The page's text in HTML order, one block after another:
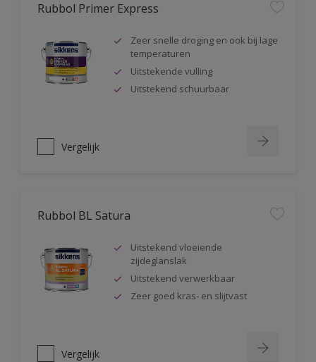
Rubbol Primer Express
Zeer snelle droging en ook bij lage
temperaturen
Uitstekende vulling
Uitstekend schuurbaar
Vergelijk
Rubbol BL Satura
Uitstekend vloeiende
zijdeglanslak
Uitstekend verwerkbaar
Zeer goed kras- en slijtvast
Vergelijk